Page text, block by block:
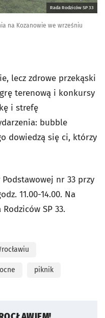
Rada Rodziców SP 33
na Kozanowie we wrześniu
lecz zdrowe przekąski
terenową i konkursy
i strefę
bubble
dowiedzą się ci, którzy
Podstawowej nr 33 przy
11.00-14.00. Na
SP 33.
piknik